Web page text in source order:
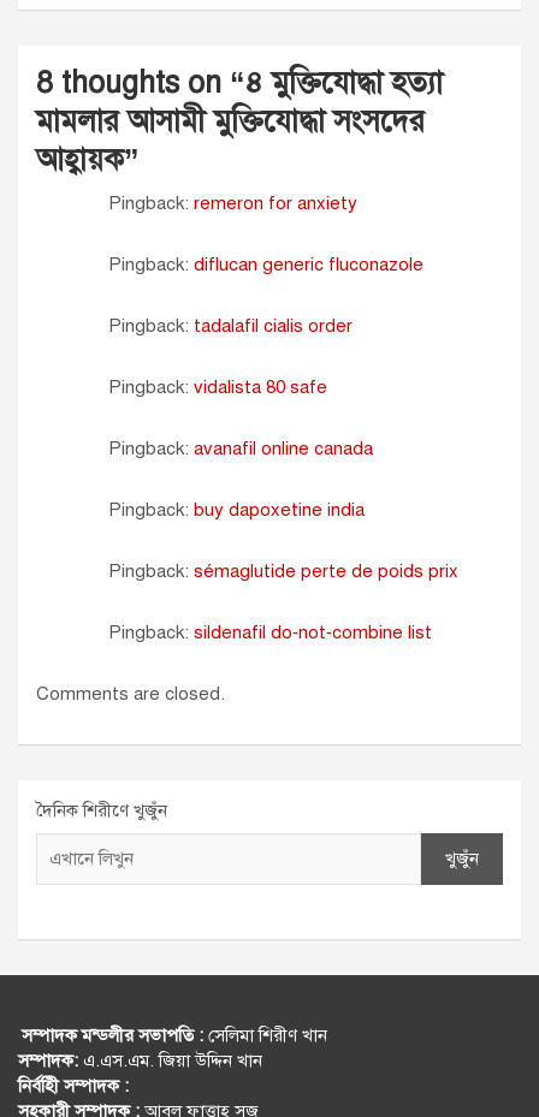
8 thoughts on “৪ মুক্তিযোদ্ধা হত্যা
মামলার আসামী মুক্তিযোদ্ধা সংসদের
আহ্বায়ক”
Pingback: remeron for anxiety
Pingback: diflucan generic fluconazole
Pingback: tadalafil cialis order
Pingback: vidalista 80 safe
Pingback: avanafil online canada
Pingback: buy dapoxetine india
Pingback: sémaglutide perte de poids prix
Pingback: sildenafil do‑not‑combine list
Comments are closed.
দৈনিক শিরীণে খুজুঁন
খুজুঁন
সম্পাদক মন্ডলীর সভাপতি : সেলিমা শিরীণ খান
সম্পাদক: এ.এস.এম. জিয়া উদ্দিন খান
নির্বহিী সম্পাদক :
সহকারী সম্পাদক :আবুল ফাত্তাহ সজু